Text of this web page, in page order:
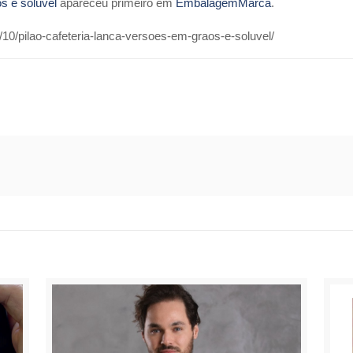
pilao-cafeteria-lanca-versoes-em-graos-e-soluvel/